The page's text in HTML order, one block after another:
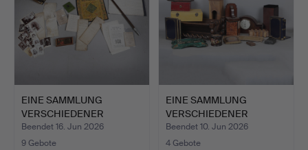
EINE SAMMLUNG
VERSCHIEDENER
KUNSTGEGENSTÄN…
Beendet 16. Jun 2026
9 Gebote
EINE SAMMLUNG
VERSCHIEDENER
KUNSTWERKE (AN…
Beendet 10. Jun 2026
4 Gebote